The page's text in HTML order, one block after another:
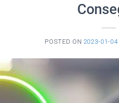
POSTED ON 2023-01-04